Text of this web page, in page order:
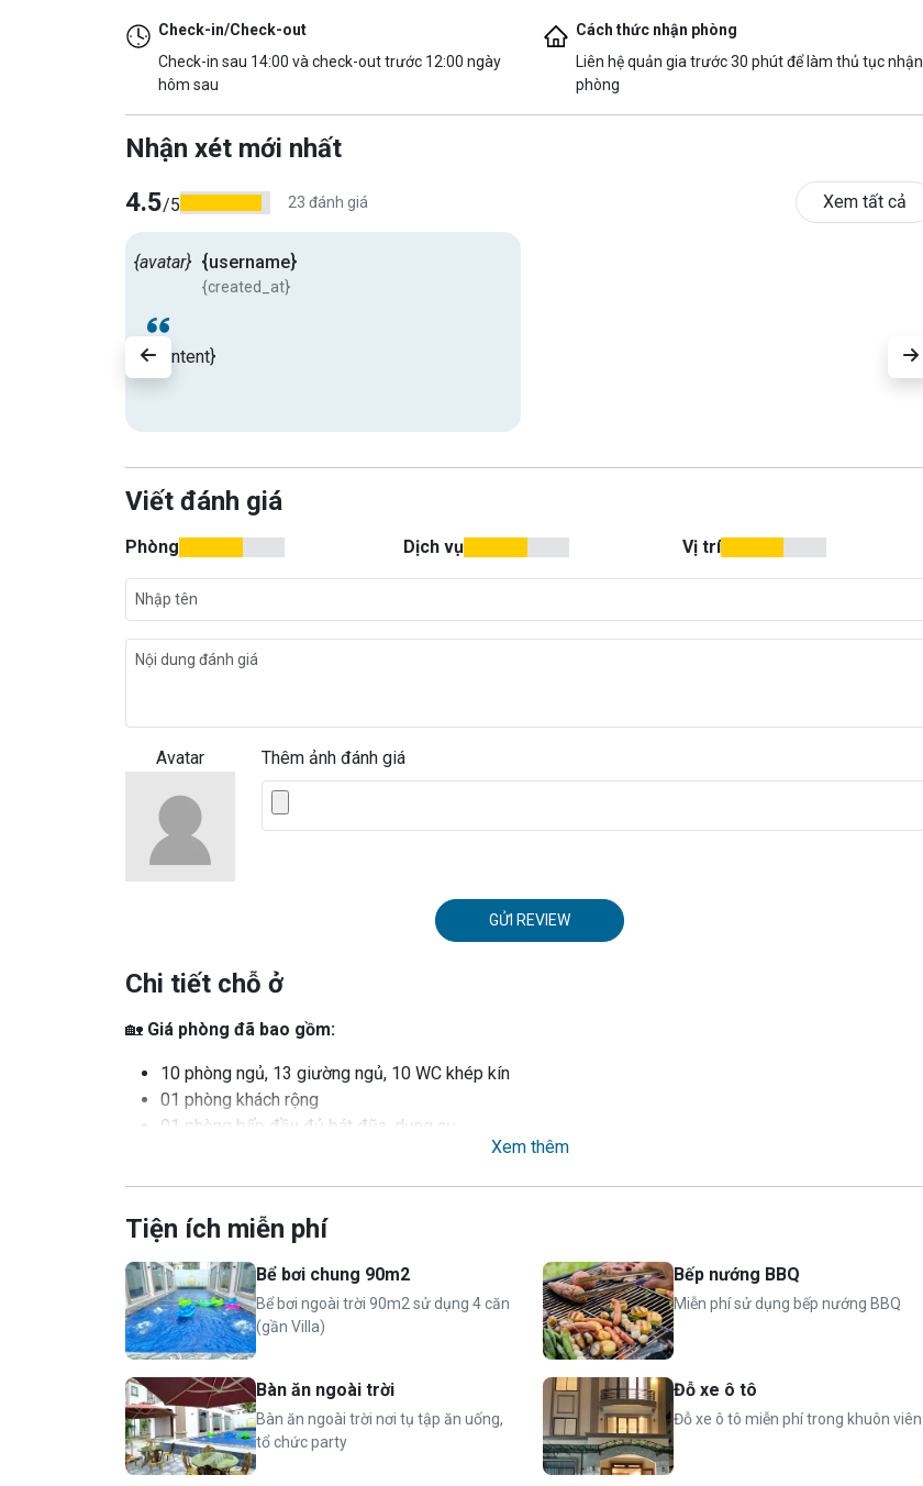
Check-in/Check-out
Check-in sau 14:00 và check-out trước 12:00 ngày
hôm sau
Cách thức nhận phòng
Liên hệ quản gia trước 30 phút để làm thủ tục nhận
phòng
Nhận xét mới nhất
4.5/5 23 đánh giá Xem tất cả
{avatar} {username}
{created_at}
{content}
Viết đánh giá
Phòng Dịch vụ Vị trí
Avatar Thêm ảnh đánh giá
GỬI REVIEW
Chi tiết chỗ ở
🏡 Giá phòng đã bao gồm:
10 phòng ngủ, 13 giường ngủ, 10 WC khép kín
01 phòng khách rộng
01 phòng bếp đầy đủ bát đũa, dụng cụ...
Bể bơi ngoài trời 90m2 sử dụng 4 căn (gần Villa)
👨‍👩‍👧‍👦 Giá phòng tiêu chuẩn:
Tiêu chuẩn 20 người lớn, 10 trẻ em dưới 6 tuổi
Nhận tối đa 30 người (bao gồm cả trẻ em)
Phụ thu vượt tiêu chuẩn: 250.000 VND/ người (từ 6 tuổi trở lên), 150.000 VND/ trẻ (dưới 6 tuổi)
⏰Nhận phòng 14h, trả phòng 12h hôm sau
Xem thêm
Tiện ích miễn phí
Bể bơi chung 90m2
Bể bơi ngoài trời 90m2 sử dụng 4 căn
(gần Villa)
Bếp nướng BBQ
Miễn phí sử dụng bếp nướng BBQ
Bàn ăn ngoài trời
Bàn ăn ngoài trời nơi tụ tập ăn uống,
tổ chức party
Đỗ xe ô tô
Đỗ xe ô tô miễn phí trong khuôn viên